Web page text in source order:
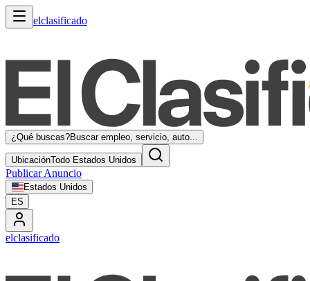
elclasificado
¿Qué buscas?Buscar empleo, servicio, auto...
UbicaciónTodo Estados Unidos
Publicar Anuncio
Estados Unidos
ES
elclasificado